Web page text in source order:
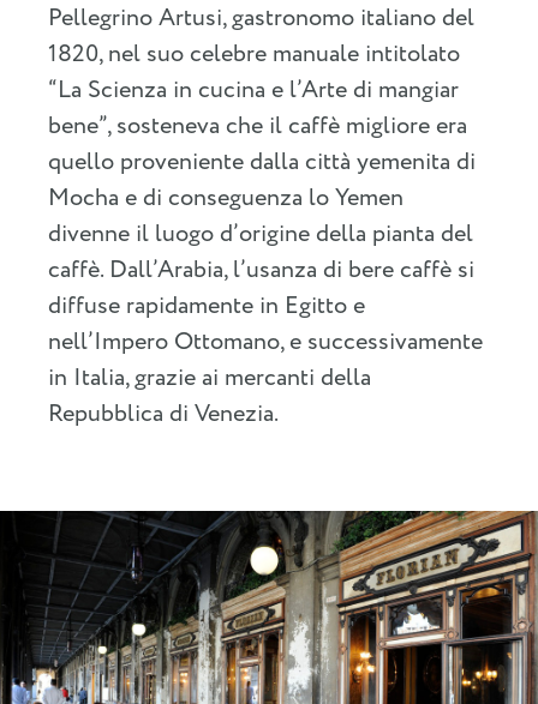
Pellegrino Artusi, gastronomo italiano del
1820, nel suo celebre manuale intitolato
“La Scienza in cucina e l’Arte di mangiar
bene”, sosteneva che il caffè migliore era
quello proveniente dalla città yemenita di
Mocha e di conseguenza lo Yemen
divenne il luogo d’origine della pianta del
caffè. Dall’Arabia, l’usanza di bere caffè si
diffuse rapidamente in Egitto e
nell’Impero Ottomano, e successivamente
in Italia, grazie ai mercanti della
Repubblica di Venezia.